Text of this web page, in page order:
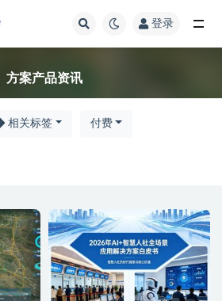
登录
方案产品资讯
相关标签 付费